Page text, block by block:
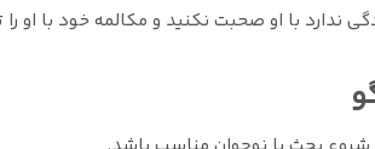
ندارد با او صحبت نکنید و مکالمه خود با